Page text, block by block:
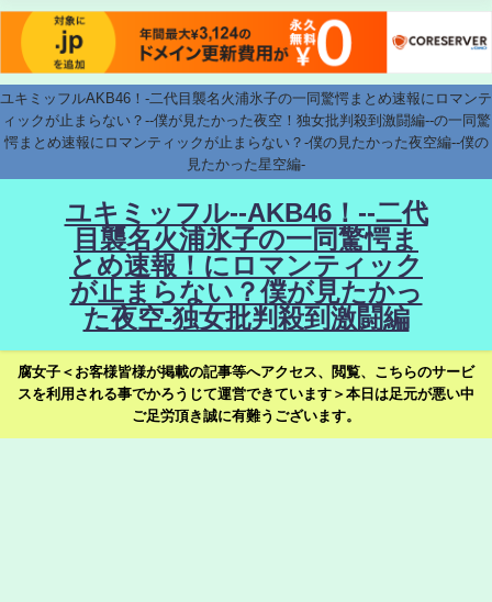
ユキミッフルAKB46！-二代目襲名火浦氷子の一同驚愕まとめ速報にロマンテ
ィックが止まらない？--僕が見たかった夜空！独女批判殺到激闘編--の一同驚
愕まとめ速報にロマンティックが止まらない？-僕の見たかった夜空編--僕の
見たかった星空編-
ユキミッフル--AKB46！--二代
目襲名火浦氷子の一同驚愕ま
とめ速報！にロマンティック
が止まらない？僕が見たかっ
た夜空-独女批判殺到激闘編
腐女子＜お客様皆様が掲載の記事等へアクセス、閲覧、こちらのサービ
スを利用される事でかろうじて運営できています＞本日は足元が悪い中
ご足労頂き誠に有難うございます。